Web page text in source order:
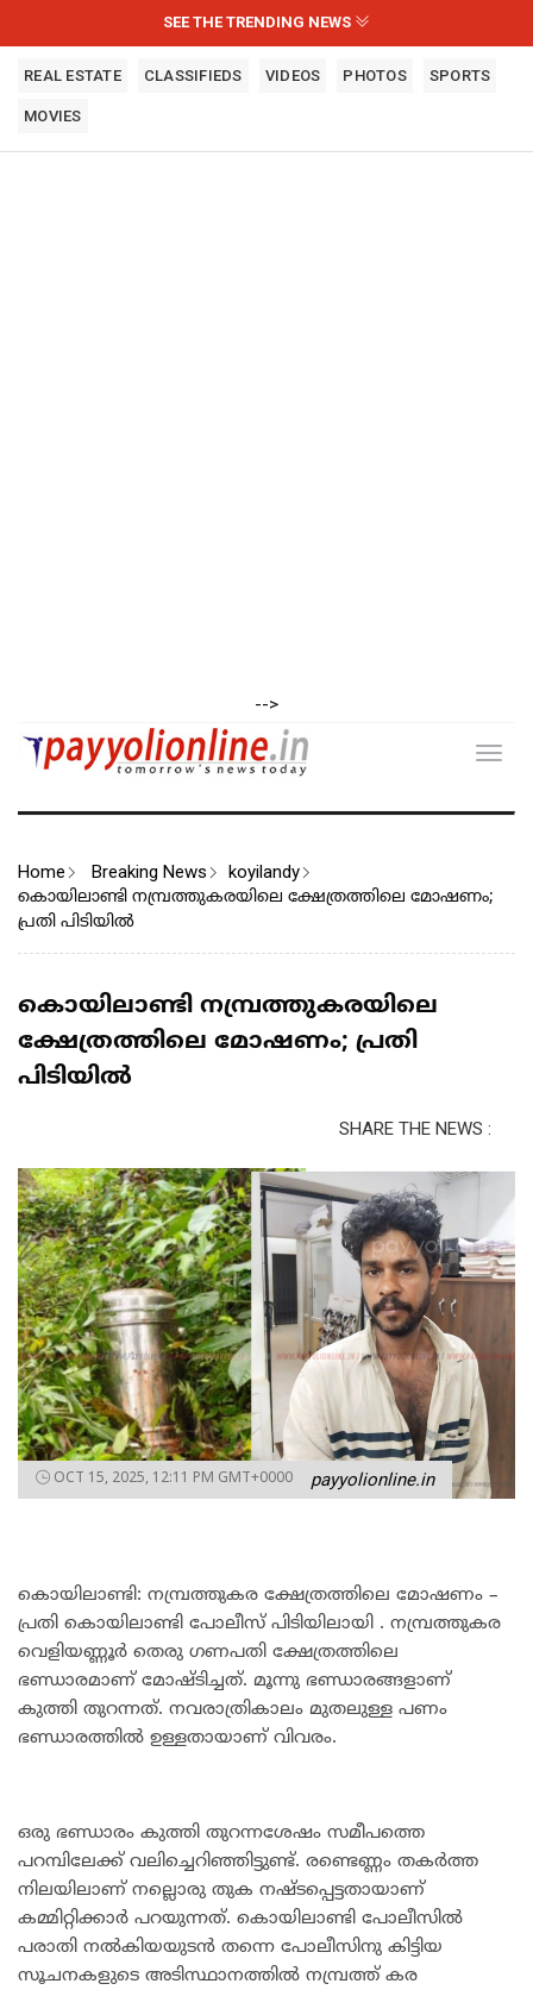
SEE THE TRENDING NEWS
REAL ESTATE CLASSIFIEDS VIDEOS PHOTOS SPORTS
MOVIES
-->
Home Breaking News koyilandy
കൊയിലാണ്ടി നമ്പ്രത്തുകരയിലെ ക്ഷേത്രത്തിലെ മോഷണം;
പ്രതി പിടിയില്‍
കൊയിലാണ്ടി നമ്പ്രത്തുകരയിലെ
ക്ഷേത്രത്തിലെ മോഷണം; പ്രതി
പിടിയില്‍
SHARE THE NEWS :
OCT 15, 2025, 12:11 PM GMT+0000 payyolionline.in
കൊയിലാണ്ടി: നമ്പ്രത്തുകര ക്ഷേത്രത്തിലെ മോഷണം –
പ്രതി കൊയിലാണ്ടി പോലീസ് പിടിയിലായി . നമ്പ്രത്തുകര
വെളിയണ്ണൂർ തെരു ഗണപതി ക്ഷേത്രത്തിലെ
ഭണ്ഡാരമാണ് മോഷ്ടിച്ചത്. മൂന്നു ഭണ്ഡാരങ്ങളാണ്
കുത്തി തുറന്നത്. നവരാത്രികാലം മുതലുള്ള പണം
ഭണ്ഡാരത്തിൽ ഉള്ളതായാണ് വിവരം.
ഒരു ഭണ്ഡാരം കുത്തി തുറന്നശേഷം സമീപത്തെ
പറമ്പിലേക്ക് വലിച്ചെറിഞ്ഞിട്ടുണ്ട്. രണ്ടെണ്ണം തകർത്ത
നിലയിലാണ് നല്ലൊരു തുക നഷ്ടപ്പെട്ടതായാണ്
കമ്മിറ്റിക്കാർ പറയുന്നത്. കൊയിലാണ്ടി പോലീസിൽ
പരാതി നൽകിയയുടൻ തന്നെ പോലീസിനു കിട്ടിയ
സൂചനകളുടെ അടിസ്ഥാനത്തിൽ നമ്പ്രത്ത് കര